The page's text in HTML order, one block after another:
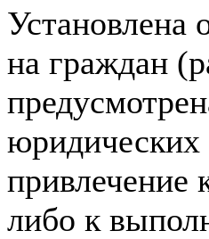
Установлена
на граждан
юридических
привлечение
либо к